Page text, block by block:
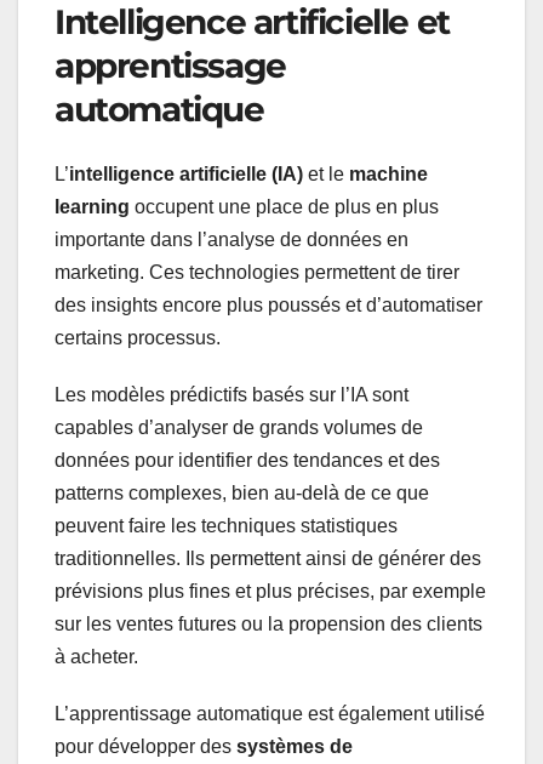
Intelligence artificielle et
apprentissage
automatique
L’intelligence artificielle (IA) et le machine
learning occupent une place de plus en plus
importante dans l’analyse de données en
marketing. Ces technologies permettent de tirer
des insights encore plus poussés et d’automatiser
certains processus.
Les modèles prédictifs basés sur l’IA sont
capables d’analyser de grands volumes de
données pour identifier des tendances et des
patterns complexes, bien au-delà de ce que
peuvent faire les techniques statistiques
traditionnelles. Ils permettent ainsi de générer des
prévisions plus fines et plus précises, par exemple
sur les ventes futures ou la propension des clients
à acheter.
L’apprentissage automatique est également utilisé
pour développer des systèmes de